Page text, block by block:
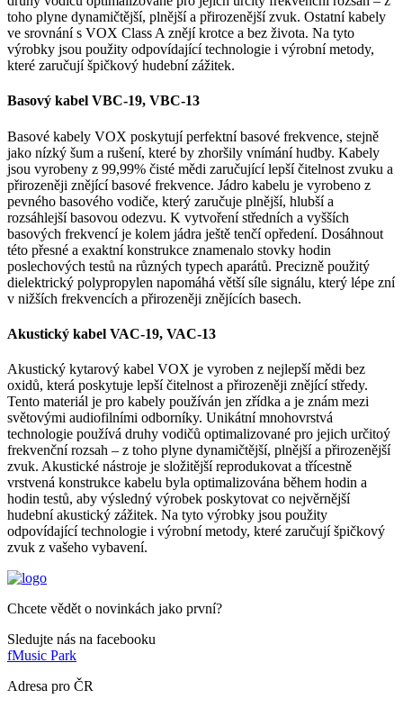
toho plyne dynamičtější, plnější a přirozenější zvuk. Ostatní kabely
ve srovnání s VOX Class A znějí krotce a bez života. Na tyto
výrobky jsou použity odpovídající technologie i výrobní metody,
které zaručují špičkový hudební zážitek.
Basový kabel VBC-19, VBC-13
Basové kabely VOX poskytují perfektní basové frekvence, stejně
jako nízký šum a rušení, které by zhoršily vnímání hudby. Kabely
jsou vyrobeny z 99,99% čisté mědi zaručující lepší čitelnost zvuku a
přirozeněji znějící basové frekvence. Jádro kabelu je vyrobeno z
pevného basového vodiče, který zaručuje plnější, hlubší a
rozsáhlejší basovou odezvu. K vytvoření středních a vyšších
basových frekvencí je kolem jádra ještě tenčí opředení. Dosáhnout
této přesné a exaktní konstrukce znamenalo stovky hodin
poslechových testů na různých typech aparátů. Precizně použitý
dielektrický polypropylen napomáhá větší síle signálu, který lépe zní
v nižších frekvencích a přirozeněji znějících basech.
Akustický kabel VAC-19, VAC-13
Akustický kytarový kabel VOX je vyroben z nejlepší mědi bez
oxidů, která poskytuje lepší čitelnost a přirozeněji znějící středy.
Tento materiál je pro kabely používán jen zřídka a je znám mezi
světovými audiofilními odborníky. Unikátní mnohovrstvá
technologie používá druhy vodičů optimalizované pro jejich určitoý
frekvenční rozsah – z toho plyne dynamičtější, plnější a přirozenější
zvuk. Akustické nástroje je složitější reprodukovat a třícestně
vrstvená konstrukce kabelu byla optimalizována během hodin a
hodin testů, aby výsledný výrobek poskytovat co nejvěrnější
hudební akustický zážitek. Na tyto výrobky jsou použity
odpovídající technologie i výrobní metody, které zaručují špičkový
zvuk z vašeho vybavení.
Chcete vědět o novinkách jako první?
Sledujte nás na facebooku
fMusic Park
Adresa pro ČR